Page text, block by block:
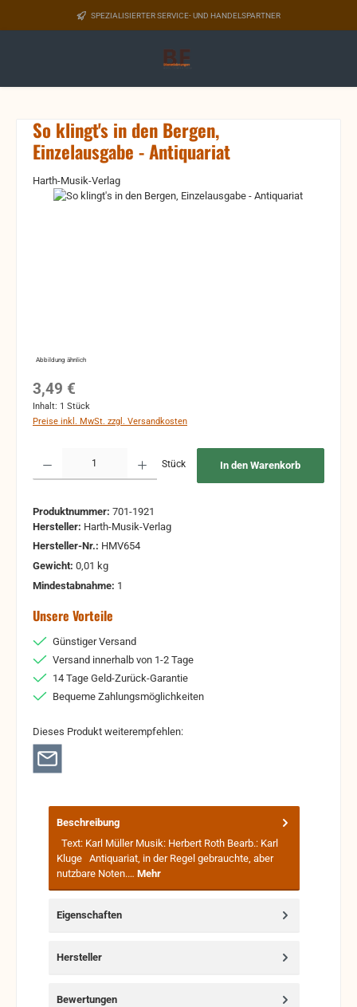
Zum Hauptinhalt springenSPEZIALISIERTER SERVICE- UND HANDELSPARTNER
So klingt's in den Bergen,
Einzelausgabe - Antiquariat
Harth-Musik-Verlag
Bildergalerie überspringen
Abbildung ähnlich
Regulärer Preis:
3,49 €
Inhalt: 1 Stück
Preise inkl. MwSt. zzgl. Versandkosten
Stück In den Warenkorb
Produktnummer: 701-1921
Hersteller: Harth-Musik-Verlag
Hersteller-Nr.: HMV654
Gewicht: 0,01 kg
Mindestabnahme: 1
Unsere Vorteile
Günstiger Versand
Versand innerhalb von 1-2 Tage
14 Tage Geld-Zurück-Garantie
Bequeme Zahlungsmöglichkeiten
Dieses Produkt weiterempfehlen:
Beschreibung
Text: Karl Müller Musik: Herbert Roth Bearb.: Karl
Kluge Antiquariat, in der Regel gebrauchte, aber
nutzbare Noten.… Mehr
Eigenschaften
Hersteller
Bewertungen